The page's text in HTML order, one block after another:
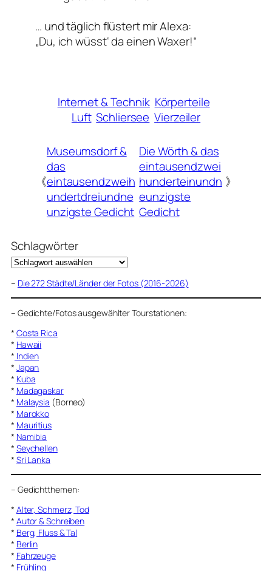
… und täglich flüstert mir Alexa:
„Du, ich wüsst‘ da einen Waxer!“
Internet & Technik Körperteile
Luft Schliersee Vierzeiler
《
Museumsdorf &
das
eintausendzweih
undertdreiundne
unzigste Gedicht
Die Wörth & das
eintausendzwei
hunderteinundn
eunzigste
Gedicht
》
Schlagwörter
– Die 272 Städte/Länder der Fotos (2016-2026)
– Gedichte/Fotos ausgewählter Tourstationen:
* Costa Rica
* Hawaii
* Indien
* Japan
* Kuba
* Madagaskar
* Malaysia (Borneo)
* Marokko
* Mauritius
* Namibia
* Seychellen
* Sri Lanka
– Gedichtthemen:
* Alter, Schmerz, Tod
* Autor & Schreiben
* Berg, Fluss & Tal
* Berlin
* Fahrzeuge
* Frühling